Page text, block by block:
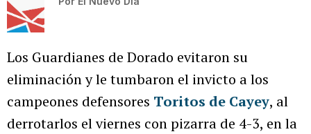
Los Guardianes de Dorado evitaron su
eliminación y le tumbaron el invicto a los
campeones defensores Toritos de Cayey, al
derrotarlos el viernes con pizarra de 4-3, en la